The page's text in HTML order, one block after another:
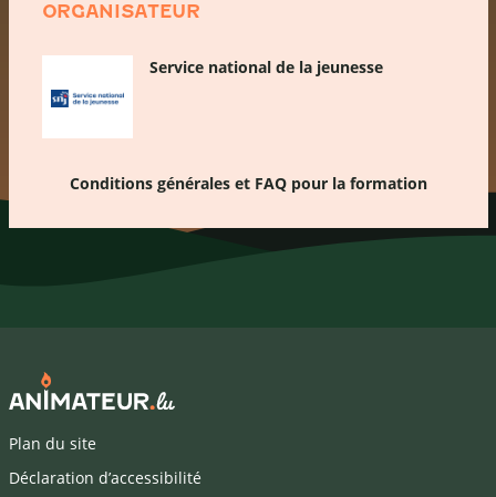
ORGANISATEUR
Service national de la jeunesse
Conditions générales et FAQ pour la formation
Plan du site
Déclaration d’accessibilité